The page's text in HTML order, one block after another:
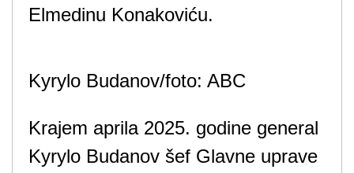
Elmedinu Konakoviću.
Kyrylo Budanov/foto: ABC
Krajem aprila 2025. godine general
Kyrylo Budanov šef Glavne uprave